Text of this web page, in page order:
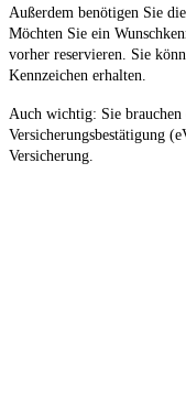
Außerdem benötigen Sie
Möchten Sie ein
vorher reservieren. Sie
Kennzeichen erhalten.
Auch wichtig: Sie brauchen
Versicherungsbestätigung
Versicherung.